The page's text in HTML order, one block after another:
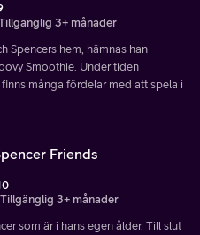
3+ månader
Spencers hem, hämnas han
Smoothie. Under tiden
många fördelar med att spela i
Friends
Tillgänglig 3+ månader
som är i hans egen ålder. Till slut